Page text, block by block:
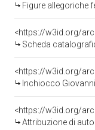
Figure allegoriche
<https://w3id.org/
Scheda
<https://w3id.org/
Inchiocco
<https://w3id.org/
Attribuzione di